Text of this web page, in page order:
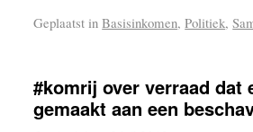
Geplaatst in Basisinkomen,Politiek,
#komrij over verraad dat
gemaakt aan een